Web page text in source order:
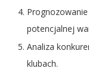
potencjalnej
Analiza
klubach.